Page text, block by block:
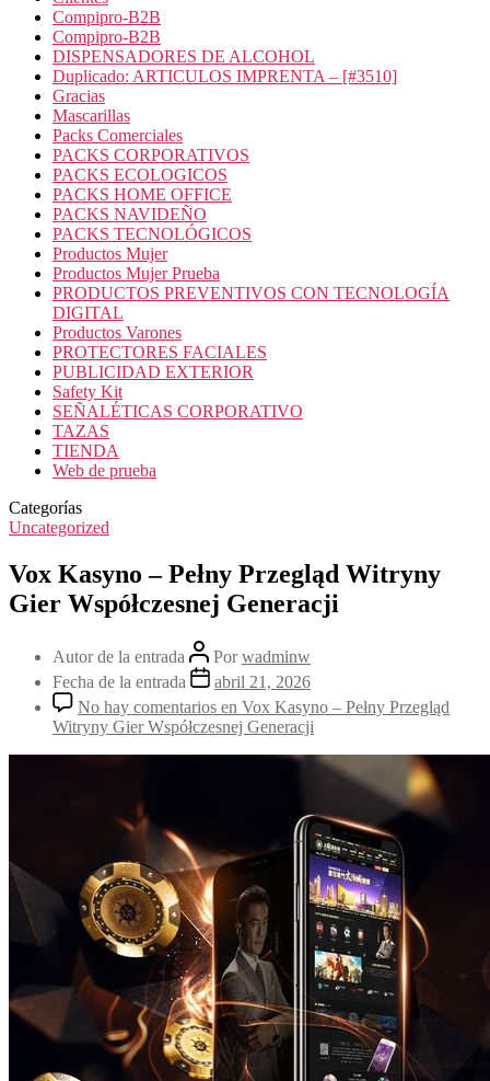
Compipro-B2B
Compipro-B2B
DISPENSADORES DE ALCOHOL
Duplicado: ARTICULOS IMPRENTA – [#3510]
Gracias
Mascarillas
Packs Comerciales
PACKS CORPORATIVOS
PACKS ECOLOGICOS
PACKS HOME OFFICE
PACKS NAVIDEÑO
PACKS TECNOLÓGICOS
Productos Mujer
Productos Mujer Prueba
PRODUCTOS PREVENTIVOS CON TECNOLOGÍA
DIGITAL
Productos Varones
PROTECTORES FACIALES
PUBLICIDAD EXTERIOR
Safety Kit
SEÑALÉTICAS CORPORATIVO
TAZAS
TIENDA
Web de prueba
Categorías
Uncategorized
Vox Kasyno – Pełny Przegląd Witryny
Gier Współczesnej Generacji
Autor de la entrada Porwadminw
Fecha de la entrada
abril 21, 2026
No hay comentarios en Vox Kasyno – Pełny Przegląd
Witryny Gier Współczesnej Generacji